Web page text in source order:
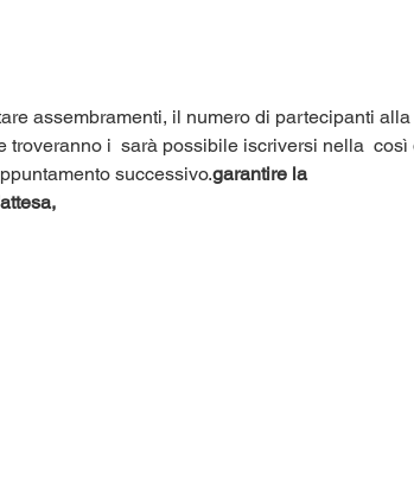
assembramenti, il numero di partecipanti alla
troveranno i sarà possibile iscriversi nella così
successivo.garantire la